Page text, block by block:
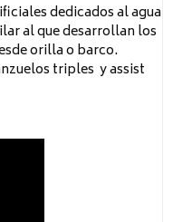
dedicados al agua
al que desarrollan los
orilla o barco.
triples y assist